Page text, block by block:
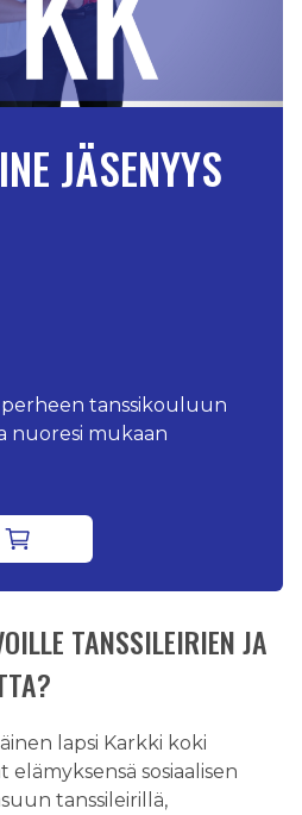
JÄSENYYS
perheen tanssikouluun
nuoresi mukaan
TANSSILEIRIEN JA
lapsi Karkki koki
sosiaalisen
tanssileirillä,